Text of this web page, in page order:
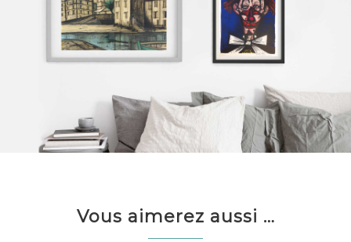
Vous aimerez aussi …